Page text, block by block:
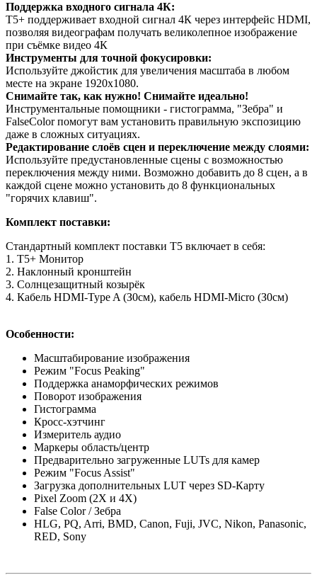
Поддержка входного сигнала 4К:
Т5+ поддерживает входной сигнал 4К через интерфейс HDMI,
позволяя видеографам получать великолепное изображение
при съёмке видео 4К
Инструменты для точной фокусировки:
Используйте джойстик для увеличения масштаба в любом
месте на экране 1920х1080.
Снимайте так, как нужно! Снимайте идеально!
Инструментальные помощники - гистограмма, "Зебра" и
FalseColor помогут вам установить правильную экспозицию
даже в сложных ситуациях.
Редактирование слоёв сцен и переключение между слоями:
Используйте предустановленные сцены с возможностью
переключения между ними. Возможно добавить до 8 сцен, а в
каждой сцене можно установить до 8 функциональных
"горячих клавиш".
Комплект поставки:
Стандартный комплект поставки T5 включает в себя:
1. T5+ Монитор
2. Наклонный кронштейн
3. Солнцезащитный козырёк
4. Кабель HDMI-Type A (З0см), кабель HDMI-Micro (З0см)
Особенности:
Масштабирование изображения
Режим "Focus Peaking"
Поддержка анаморфических режимов
Поворот изображения
Гистограмма
Кросс-хэтчинг
Измеритель аудио
Маркеры область/центр
Предварительно загруженные LUTs для камер
Режим "Focus Assist"
Загрузка дополнительных LUT через SD-Карту
Pixel Zoom (2X и 4Х)
False Color / Зебра
HLG, PQ, Arri, BMD, Canon, Fuji, JVC, Nikon, Panasonic,
RED, Sony